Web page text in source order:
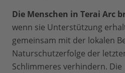
Die Menschen in Terai Arc
wenn sie Unterstützung
gemeinsam mit der lokalen
Naturschutzerfolge der
Schlimmeres verhindern. Die